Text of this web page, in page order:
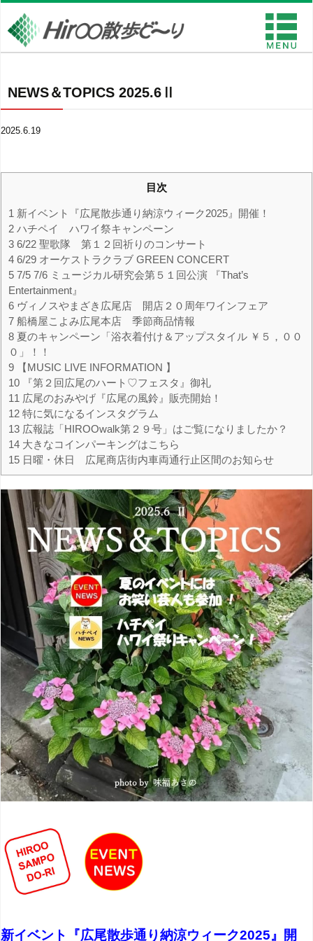
NEWS＆TOPICS 2025.6Ⅱ
2025.6.19
目次
1 新イベント『広尾散歩通り納涼ウィーク2025』開催！
2 ハチペイ ハワイ祭キャンペーン
3 6/22 聖歌隊 第１２回祈りのコンサート
4 6/29 オーケストラクラブ GREEN CONCERT
5 7/5 7/6 ミュージカル研究会第５１回公演 『That’s
Entertainment』
6 ヴィノスやまざき広尾店 開店２０周年ワインフェア
7 船橋屋こよみ広尾本店 季節商品情報
8 夏のキャンペーン「浴衣着付け＆アップスタイル ￥５，００
０」！！
9 【MUSIC LIVE INFORMATION 】
10 『第２回広尾のハート♡フェスタ』御礼
11 広尾のおみやげ『広尾の風鈴』販売開始！
12 特に気になるインスタグラム
13 広報誌「HIROOwalk第２９号」はご覧になりましたか？
14 大きなコインパーキングはこちら
15 日曜・休日 広尾商店街内車両通行止区間のお知らせ
新イベント『広尾散歩通り納涼ウィーク2025』開